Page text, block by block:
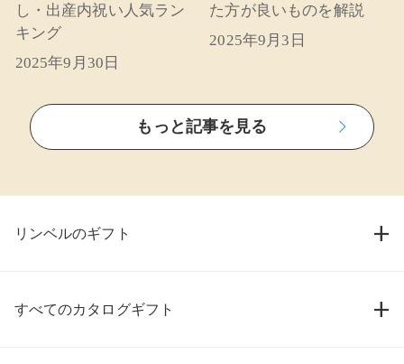
し・出産内祝い人気ラン
キング
2025年9月30日
た方が良いものを解説
2025年9月3日
もっと記事を見る
リンベルのギフト
すべてのカタログギフト